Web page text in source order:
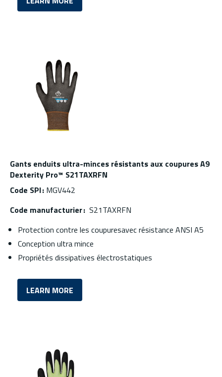
Gants enduits ultra-minces résistants aux coupures A9
Dexterity Pro™ S21TAXRFN
Code SPI : MGV442
Code manufacturier : S21TAXRFN
Protection contre les coupuresavec résistance ANSI A5
Conception ultra mince
Propriétés dissipatives électrostatiques
LEARN MORE